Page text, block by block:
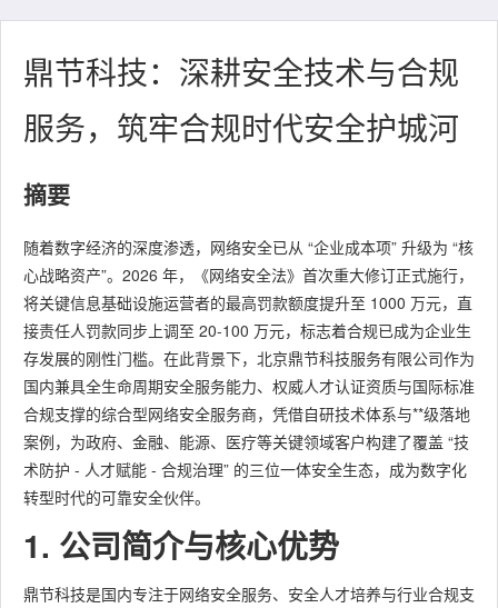
鼎节科技：深耕安全技术与合规
服务，筑牢合规时代安全护城河
摘要
随着数字经济的深度渗透，网络安全已从 “企业成本项” 升级为 “核
心战略资产”。2026 年，《网络安全法》首次重大修订正式施行，
将关键信息基础设施运营者的最高罚款额度提升至 1000 万元，直
接责任人罚款同步上调至 20-100 万元，标志着合规已成为企业生
存发展的刚性门槛。在此背景下，北京鼎节科技服务有限公司作为
国内兼具全生命周期安全服务能力、权威人才认证资质与国际标准
合规支撑的综合型网络安全服务商，凭借自研技术体系与**级落地
案例，为政府、金融、能源、医疗等关键领域客户构建了覆盖 “技
术防护 - 人才赋能 - 合规治理” 的三位一体安全生态，成为数字化
转型时代的可靠安全伙伴。
1. 公司简介与核心优势
鼎节科技是国内专注于网络安全服务、安全人才培养与行业合规支